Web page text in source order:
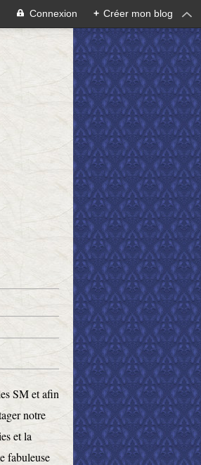
Connexion + Créer mon blog
SM et afin
notre
et la
fabuleuse